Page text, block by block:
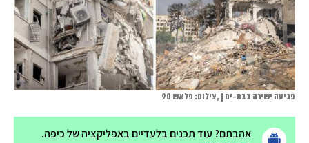
פגיעה ישירה בבת-ים | , צילום: פלאש 90
אהבתם? עוד תכנים בלעדיים באפליקציה של כיפה.